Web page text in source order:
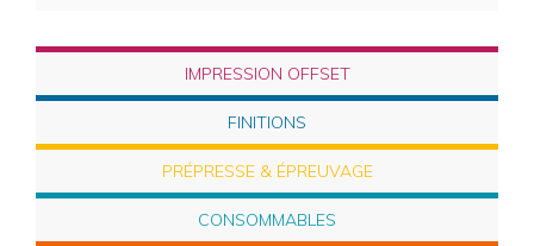
IMPRESSION OFFSET
FINITIONS
PRÉPRESSE & ÉPREUVAGE
CONSOMMABLES